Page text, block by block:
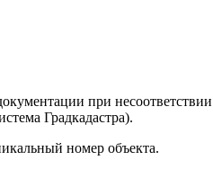
при
Градкадастра).
номер объекта.